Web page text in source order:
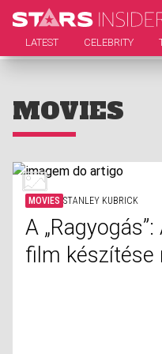
LATEST CELEBRITY
MOVIES
MOVIES STANLEY KUBRICK
A
film készítése